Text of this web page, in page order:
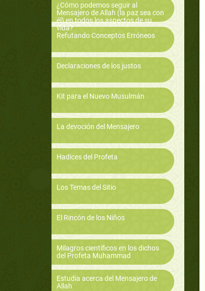
¿Cómo podemos seguir al
Mensajero de Allah (la paz sea con
él) en todos los aspectos de su
vida?
Refutando Conceptos Erróneos
Declaraciones de los justos
Kit para el Nuevo Musulmán
La devoción del Mensajero
Hadices del Profeta
Los Temas del Sitio
El Rincón de los Niños
Milagros científicos en los dichos
del Profeta Muhammad
Estudia acerca del Mensajero de
Allah